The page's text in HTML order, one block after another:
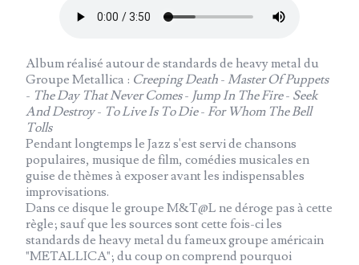
Album réalisé autour de standards de heavy metal du
Groupe Metallica : Creeping Death - Master Of Puppets
- The Day That Never Comes- Jump In The Fire- Seek
And Destroy- To Live Is To Die- For Whom The Bell
Tolls
Pendant longtemps le Jazz s'est servi de chansons
populaires, musique de film, comédies musicales en
guise de thèmes à exposer avant les indispensables
improvisations.
Dans ce disque le groupe M&T@L ne déroge pas à cette
règle; sauf que les sources sont cette fois-ci les
standards de heavy metal du fameux groupe américain
"METALLICA"; du coup on comprend pourquoi